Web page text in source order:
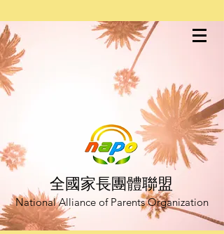
全國家長團體聯盟
National Alliance of Parents Organization